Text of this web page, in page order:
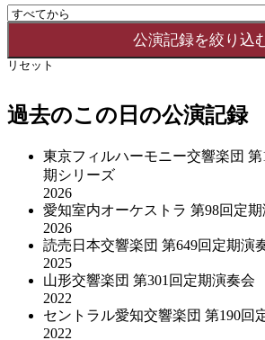
リセット
過去のこの日の公演記録
東京フィルハーモニー交響楽団
期シリーズ
2026
愛知室内オーケストラ 第98回定
2026
読売日本交響楽団 第649回定期演
2025
山形交響楽団 第301回定期演奏会
2022
セントラル愛知交響楽団 第190回
2022